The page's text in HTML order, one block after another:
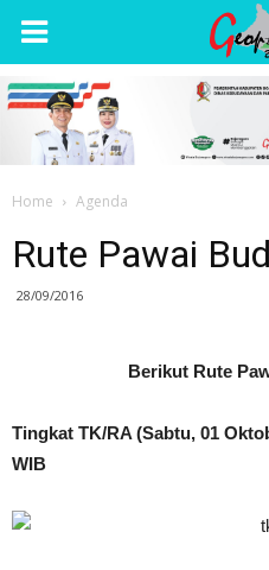
Wisata
Bojonegoro
Home Agenda
Rute Pawai
28/09/2016
Berikut Rute
Tingkat TK/RA (Sabtu, 01
WIB